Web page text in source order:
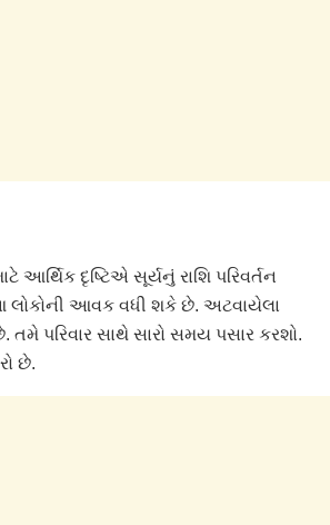
આર્થિક દૃષ્ટિએ સૂર્યનું રાશિ પરિવર્તન
આવક વધી શકે છે. અટવાયેલા
તમે પરિવાર સાથે સારો સમય પસાર કરશો.
છે.